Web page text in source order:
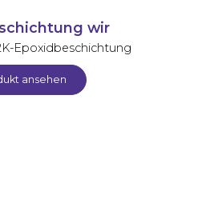
wir
Epoxidbeschichtung
ansehen